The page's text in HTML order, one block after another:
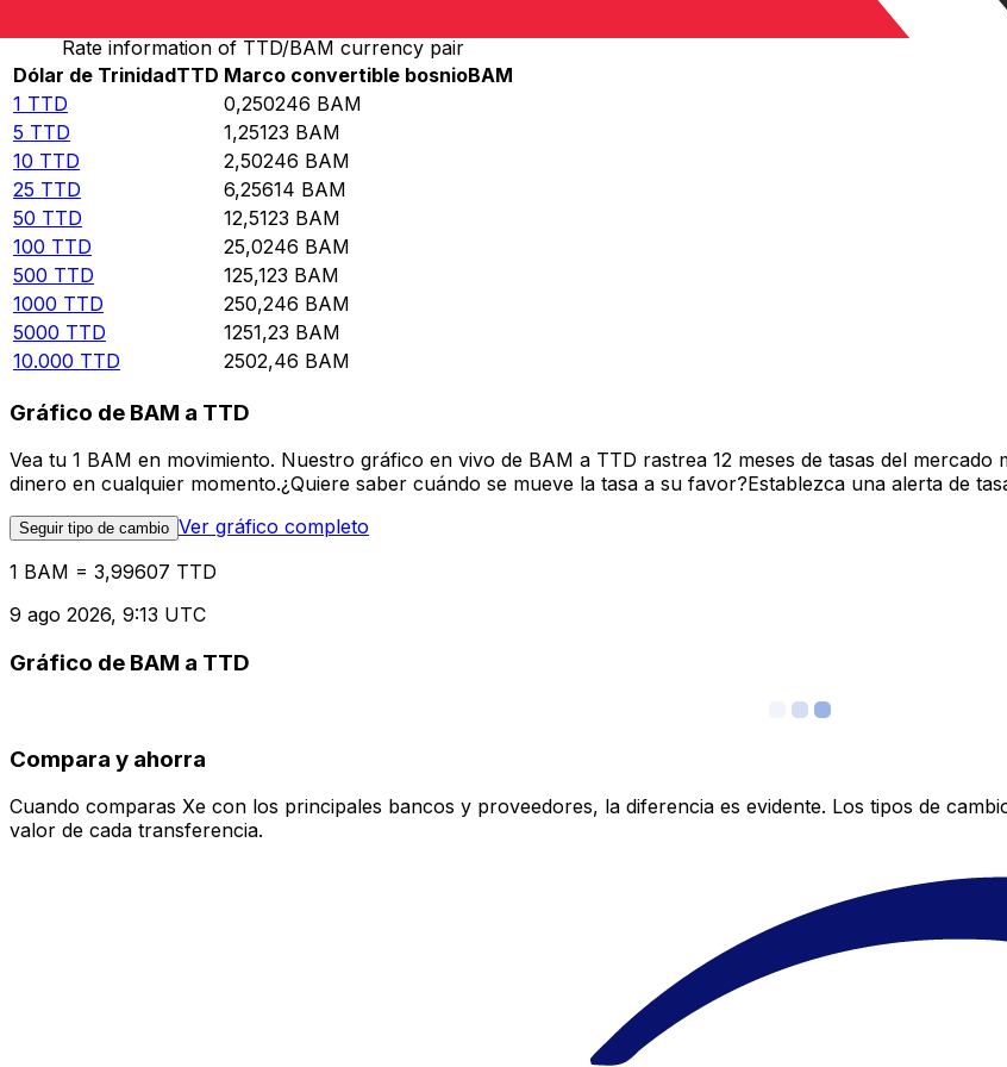
Rate information of TTD/BAM currency pair
Dólar de TrinidadTTD Marco convertible bosnioBAM
1 TTD 0,250246 BAM
5 TTD 1,25123 BAM
10 TTD 2,50246 BAM
25 TTD 6,25614 BAM
50 TTD 12,5123 BAM
100 TTD 25,0246 BAM
500 TTD 125,123 BAM
1000 TTD 250,246 BAM
5000 TTD 1251,23 BAM
10.000 TTD 2502,46 BAM
Gráfico de BAM a TTD
Vea tu 1 BAM en movimiento. Nuestro gráfico en vivo de BAM a TTD rastrea 12 meses de tasas del
dinero en cualquier momento.¿Quiere saber cuándo se mueve la tasa a su favor?Establezca una alerta de
Seguir tipo de cambio Ver gráfico completo
1 BAM = 3,99607 TTD
9 ago 2026, 9:13 UTC
Gráfico de BAM a TTD
Compara y ahorra
Cuando comparas Xe con los principales bancos y proveedores, la diferencia es evidente. Los tipos de
valor de cada transferencia.